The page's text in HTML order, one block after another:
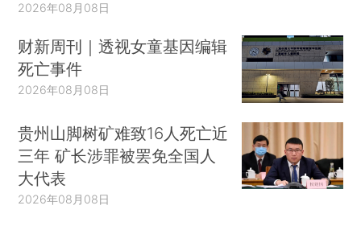
2026年08月08日
财新周刊｜透视女童基因编辑
死亡事件
2026年08月08日
贵州山脚树矿难致16人死亡近
三年 矿长涉罪被罢免全国人
大代表
2026年08月08日